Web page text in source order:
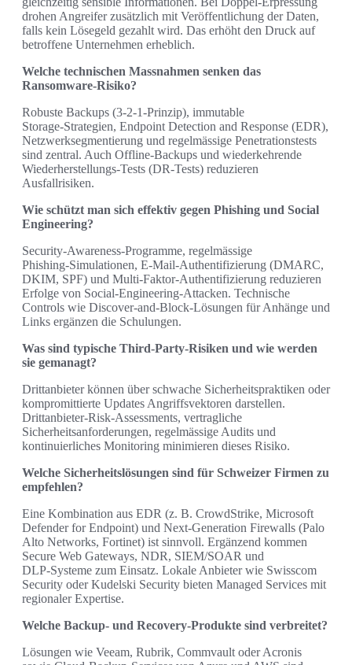
drohen Angreifer zusätzlich mit Veröffentlichung der Daten,
falls kein Lösegeld gezahlt wird. Das erhöht den Druck auf
betroffene Unternehmen erheblich.
Welche technischen Massnahmen senken das
Ransomware‑Risiko?
Robuste Backups (3‑2‑1‑Prinzip), immutable
Storage‑Strategien, Endpoint Detection and Response (EDR),
Netzwerksegmentierung und regelmässige Penetrationstests
sind zentral. Auch Offline‑Backups und wiederkehrende
Wiederherstellungs‑Tests (DR‑Tests) reduzieren
Ausfallrisiken.
Wie schützt man sich effektiv gegen Phishing und Social
Engineering?
Security‑Awareness‑Programme, regelmässige
Phishing‑Simulationen, E‑Mail‑Authentifizierung (DMARC,
DKIM, SPF) und Multi‑Faktor‑Authentifizierung reduzieren
Erfolge von Social‑Engineering‑Attacken. Technische
Controls wie Discover‑and‑Block‑Lösungen für Anhänge und
Links ergänzen die Schulungen.
Was sind typische Third‑Party‑Risiken und wie werden
sie gemanagt?
Drittanbieter können über schwache Sicherheitspraktiken oder
kompromittierte Updates Angriffsvektoren darstellen.
Drittanbieter‑Risk‑Assessments, vertragliche
Sicherheitsanforderungen, regelmässige Audits und
kontinuierliches Monitoring minimieren dieses Risiko.
Welche Sicherheitslösungen sind für Schweizer Firmen zu
empfehlen?
Eine Kombination aus EDR (z. B. CrowdStrike, Microsoft
Defender for Endpoint) und Next‑Generation Firewalls (Palo
Alto Networks, Fortinet) ist sinnvoll. Ergänzend kommen
Secure Web Gateways, NDR, SIEM/SOAR und
DLP‑Systeme zum Einsatz. Lokale Anbieter wie Swisscom
Security oder Kudelski Security bieten Managed Services mit
regionaler Expertise.
Welche Backup‑ und Recovery‑Produkte sind verbreitet?
Lösungen wie Veeam, Rubrik, Commvault oder Acronis